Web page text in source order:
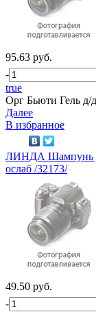
95.63 руб.
-
true
Орг Бьюти Гель д/
Далее
В избранное
ЛИНДА Шампунь
ослаб /32173/
49.50 руб.
-